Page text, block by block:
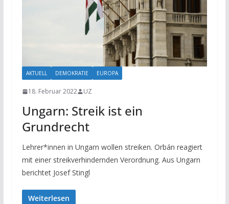
AKTUELL DEMOKRATIE EUROPA
18. Februar 2022 UZ
Ungarn: Streik ist ein
Grundrecht
Lehrer*innen in Ungarn wollen streiken. Orbán reagiert
mit einer streikverhindernden Verordnung. Aus Ungarn
berichtet Josef Stingl
Weiterlesen